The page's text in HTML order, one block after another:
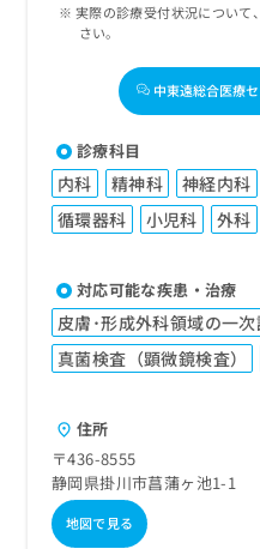
実際の診療受付状況について
さい。
中東遠総合医療
診療科目
内科 精神科 神経内科
循環器科
小児科 外科
対応可能な疾患・治療
皮膚･形成外科領域の一
真菌検査（顕微鏡検査）
住所
〒436-8555
静岡県掛川市菖蒲ヶ池1-1
地図で見る